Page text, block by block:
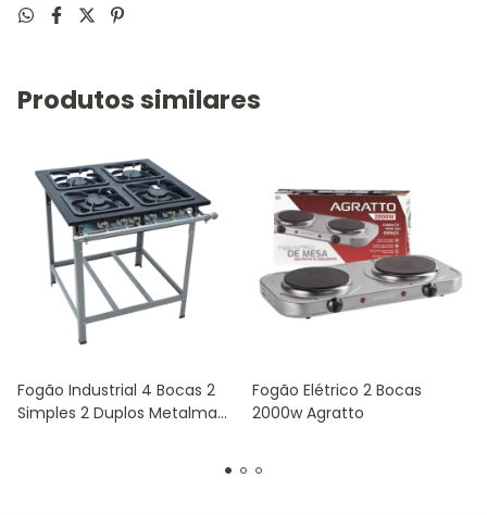
Produtos similares
Fogão Industrial 4 Bocas 2
Simples 2 Duplos Metalmaq
Fogão Elétrico 2 Bocas
2000w Agratto